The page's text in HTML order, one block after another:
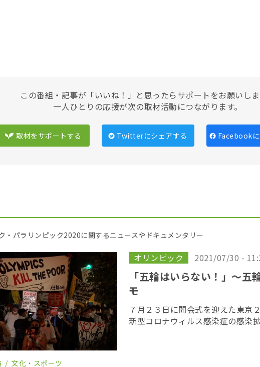
この番組・記事が「いいね！」と思ったらサポートをお願いしま
一人ひとりの応援が次の取材活動につながります。
取材をサポートする Twitterにシェアする Facebook
・パラリンピック2020に関するニュースやドキュメンタリー
オリンピック 2021/07/30 -
「五輪はいらない！」〜五
モ
７月２３日に開会式を迎えた東京
新型コロナウィルス感染症の感染
文化・スポーツ